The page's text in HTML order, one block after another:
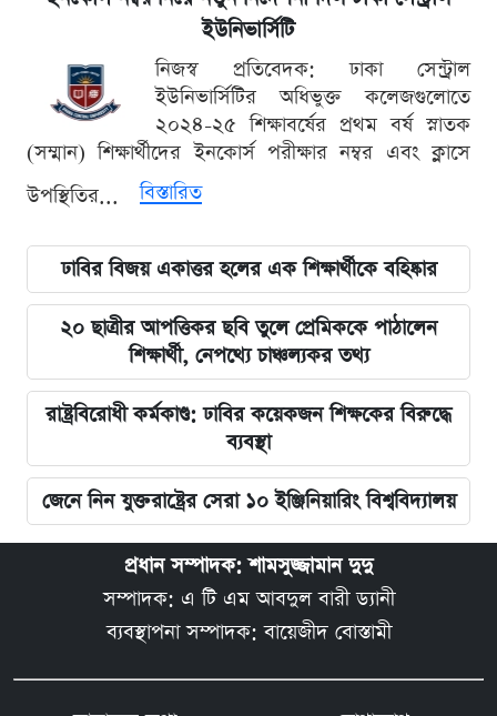
ইউনিভার্সিটি
নিজস্ব প্রতিবেদক: ঢাকা সেন্ট্রাল
ইউনিভার্সিটির অধিভুক্ত কলেজগুলোতে
২০২৪-২৫ শিক্ষাবর্ষের প্রথম বর্ষ স্নাতক
(সম্মান) শিক্ষার্থীদের ইনকোর্স পরীক্ষার নম্বর এবং ক্লাসে
উপস্থিতির...
বিস্তারিত
ঢাবির বিজয় একাত্তর হলের এক শিক্ষার্থীকে বহিষ্কার
২০ ছাত্রীর আপত্তিকর ছবি তুলে প্রেমিককে পাঠালেন
শিক্ষার্থী, নেপথ্যে চাঞ্চল্যকর তথ্য
রাষ্ট্রবিরোধী কর্মকাণ্ড: ঢাবির কয়েকজন শিক্ষকের বিরুদ্ধে
ব্যবস্থা
জেনে নিন যুক্তরাষ্ট্রের সেরা ১০ ইঞ্জিনিয়ারিং বিশ্ববিদ্যালয়
প্রধান সম্পাদক: শামসুজ্জামান দুদু
সম্পাদক: এ টি এম আবদুল বারী ড্যানী
ব্যবস্থাপনা সম্পাদক: বায়েজীদ বোস্তামী